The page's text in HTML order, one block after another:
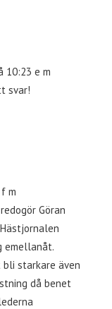
10:23 e m
svar!
m
Göran
emellanåt.
starkare även
då benet